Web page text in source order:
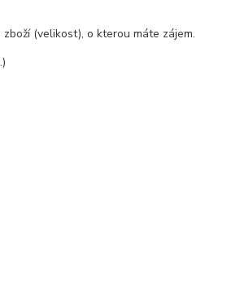
(velikost), o kterou máte zájem.